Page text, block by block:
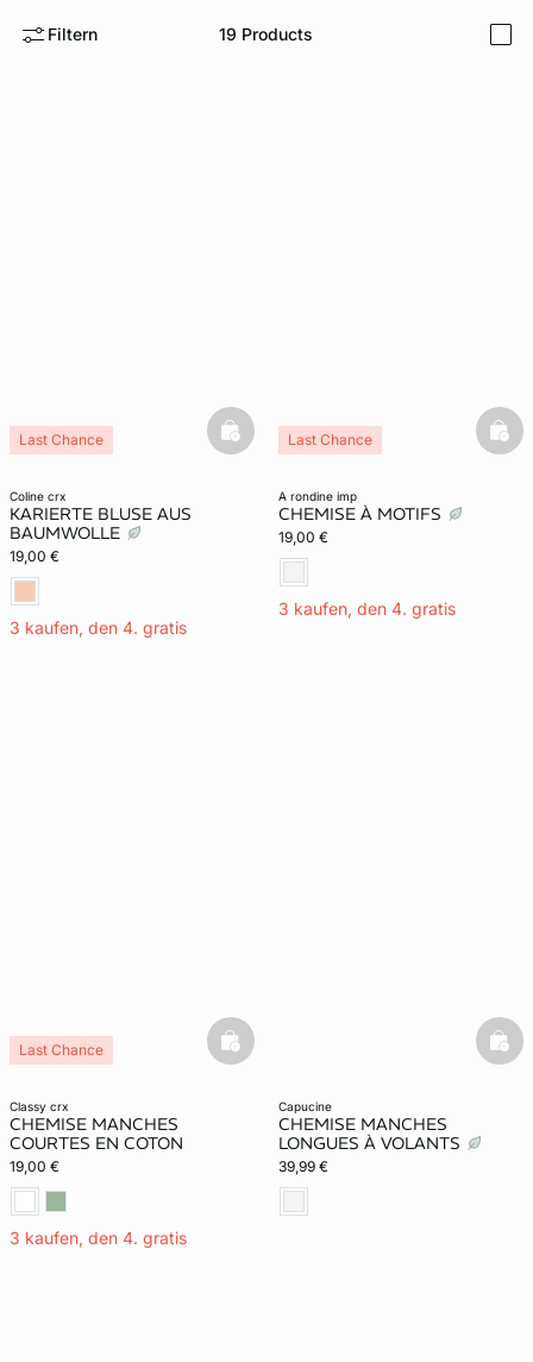
Filtern 19 Products
coline crx
KARIERTE BLUSE AUS
BAUMWOLLE
19,00 €
3 kaufen, den 4. gratis
Last Chance basketfull
a rondine imp
CHEMISE À MOTIFS
19,00 €
3 kaufen, den 4. gratis
Last Chance
classy crx
CHEMISE MANCHES
COURTES EN COTON
19,00 €
3 kaufen, den 4. gratis
Last Chance basketfull
capucine
CHEMISE MANCHES
LONGUES À VOLANTS
39,99 €